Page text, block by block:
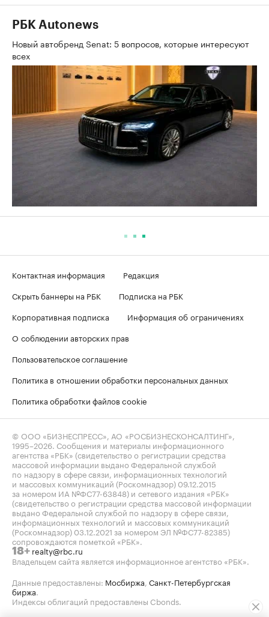
РБК Autonews
Новый автобренд Senat: 5 вопросов, которые интересуют
всех
Контактная информация
Редакция
Скрыть баннеры на РБК
Подписка на РБК
Корпоративная подписка
Информация об ограничениях
О соблюдении авторских прав
Пользовательское соглашение
Политика в отношении обработки персональных данных
Политика обработки файлов cookie
© ООО «БИЗНЕСПРЕСС», АО «РОСБИЗНЕСКОНСАЛТИНГ»,
1995–2026. Сообщения и материалы информационного
агентства «РБК» (свидетельство о регистрации средства
массовой информации выдано Федеральной службой
по надзору в сфере связи, информационных технологий
и массовых коммуникаций (Роскомнадзор) 09.12.2015
за номером ИА №ФС77-63848) и сетевого издания «РБК»
(свидетельство о регистрации средства массовой информации
выдано Федеральной службой по надзору в сфере связи,
информационных технологий и массовых коммуникаций
(Роскомнадзор) 03.12.2021 за номером ЭЛ №ФС77-82385)
сопровождаются пометкой «РБК».
18+ realty@rbc.ru
Владельцем сайта является информационное агентство «РБК».
Данные предоставлены: Мосбиржа, Санкт-Петербургская
биржа.
Индексы облигаций предоставлены Cbonds.